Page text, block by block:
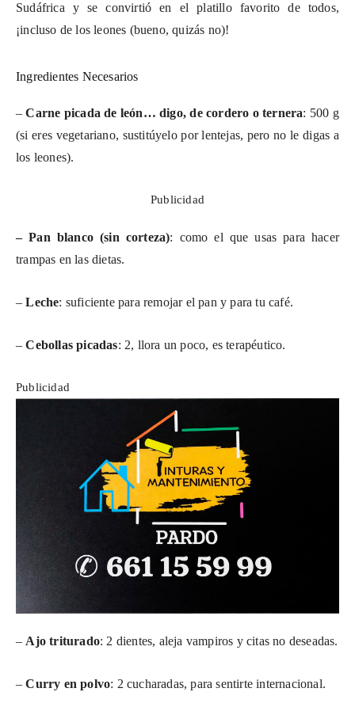
Sudáfrica y se convirtió en el platillo favorito de todos,
¡incluso de los leones (bueno, quizás no)!
Ingredientes Necesarios
–Carne picada de león… digo, de cordero o ternera: 500 g
(si eres vegetariano, sustitúyelo por lentejas, pero no le digas a
los leones).
Publicidad
– Pan blanco (sin corteza): como el que usas para hacer
trampas en las dietas.
–Leche: suficiente para remojar el pan y para tu café.
–Cebollas picadas: 2, llora un poco, es terapéutico.
Publicidad
– Ajo triturado: 2 dientes, aleja vampiros y citas no deseadas.
–Curry en polvo: 2 cucharadas, para sentirte internacional.